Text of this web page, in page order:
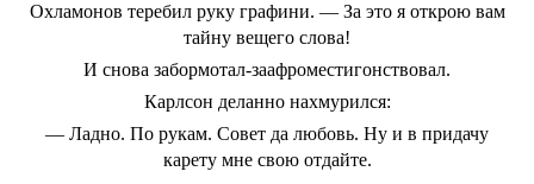
Охламонов теребил руку графини. ― За это я открою вам
тайну вещего слова!
И снова забормотал-заафроместигонствовал.
Карлсон деланно нахмурился:
― Ладно. По рукам. Совет да любовь. Ну и в придачу
карету мне свою отдайте.